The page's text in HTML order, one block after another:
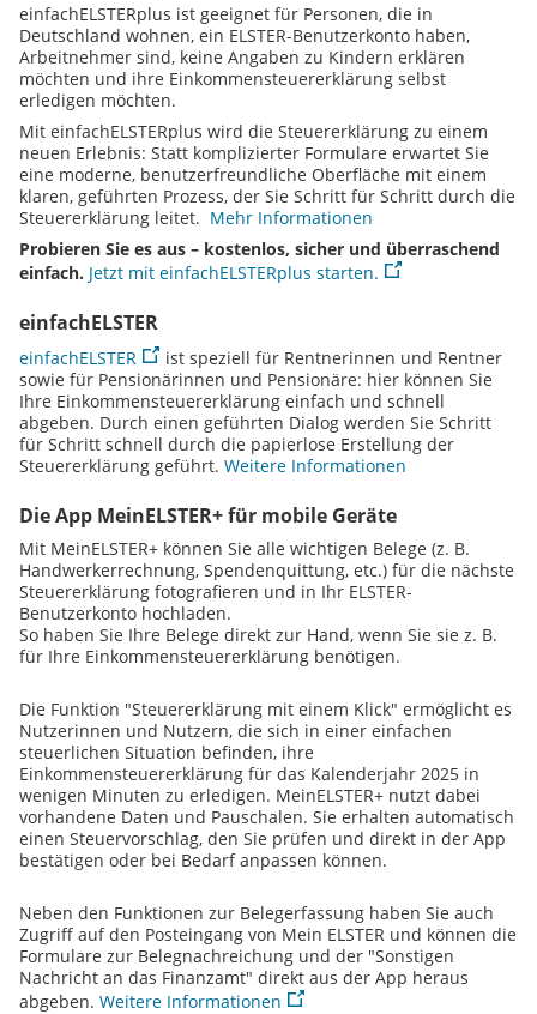
einfachELSTERplus ist geeignet für Personen, die in
Deutschland wohnen, ein ELSTER-Benutzerkonto haben,
Arbeitnehmer sind, keine Angaben zu Kindern erklären
möchten und ihre Einkommensteuererklärung selbst
erledigen möchten.
Mit einfachELSTERplus wird die Steuererklärung zu einem
neuen Erlebnis: Statt komplizierter Formulare erwartet Sie
eine moderne, benutzerfreundliche Oberfläche mit einem
klaren, geführten Prozess, der Sie Schritt für Schritt durch die
Steuererklärung leitet. Mehr Informationen
Probieren Sie es aus – kostenlos, sicher und überraschend
einfach. Jetzt mit einfachELSTERplus starten.
einfachELSTER
einfachELSTER
ist speziell für Rentnerinnen und Rentner
sowie für Pensionärinnen und Pensionäre: hier können Sie
Ihre Einkommensteuererklärung einfach und schnell
abgeben. Durch einen geführten Dialog werden Sie Schritt
für Schritt schnell durch die papierlose Erstellung der
Steuererklärung geführt. Weitere Informationen
Die App MeinELSTER+ für mobile Geräte
Mit MeinELSTER+ können Sie alle wichtigen Belege (z. B.
Handwerkerrechnung, Spendenquittung, etc.) für die nächste
Steuererklärung fotografieren und in Ihr ELSTER-
Benutzerkonto hochladen.
So haben Sie Ihre Belege direkt zur Hand, wenn Sie sie z. B.
für Ihre Einkommensteuererklärung benötigen.
Die Funktion "Steuererklärung mit einem Klick" ermöglicht es
Nutzerinnen und Nutzern, die sich in einer einfachen
steuerlichen Situation befinden, ihre
Einkommensteuererklärung für das Kalenderjahr 2025 in
wenigen Minuten zu erledigen. MeinELSTER+ nutzt dabei
vorhandene Daten und Pauschalen. Sie erhalten automatisch
einen Steuervorschlag, den Sie prüfen und direkt in der App
bestätigen oder bei Bedarf anpassen können.
Neben den Funktionen zur Belegerfassung haben Sie auch
Zugriff auf den Posteingang von Mein ELSTER und können die
Formulare zur Belegnachreichung und der "Sonstigen
Nachricht an das Finanzamt" direkt aus der App heraus
abgeben. Weitere Informationen